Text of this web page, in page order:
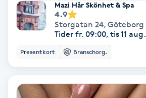
Fransborttagning
Fransfärgning
Mazi Hår Skönhet & Spa
4.9
Storgatan 24, Göteborg
Tider fr. 09:00, tis 11 aug.
Presentkort Branschorg.